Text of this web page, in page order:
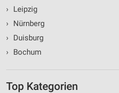
›
Leipzig
›
Nürnberg
›
Duisburg
›
Bochum
Top Kategorien